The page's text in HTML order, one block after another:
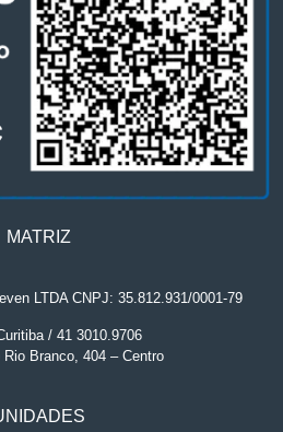
MATRIZ
LTDA CNPJ: 35.812.931/0001-79
/ 41 3010.9706
Rio Branco, 404 – Centro